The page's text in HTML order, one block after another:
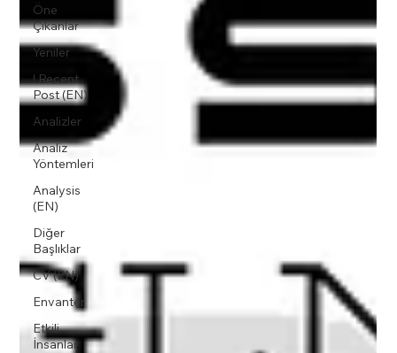
Öne
Çıkanlar
Yeniler
! Recent
Post (EN)
Analizler
Analiz
Yöntemleri
Analysis
(EN)
Diğer
Başlıklar
CV (EN)
Envanter
Etkili
İnsanlar